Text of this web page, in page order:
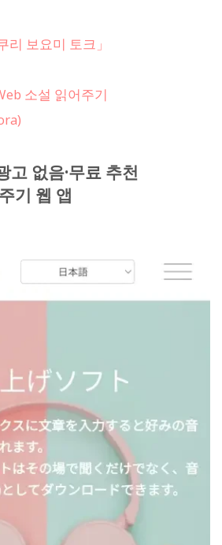
리 보요미 토크」
소설 읽어주기
없음·무료 추천
기 웹 앱